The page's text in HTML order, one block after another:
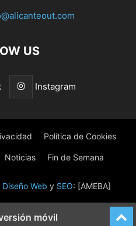
US
Instagram
Política de Cookies
Noticias Fin de Semana
Diseño Web y SEO: [AMEBA]
móvil